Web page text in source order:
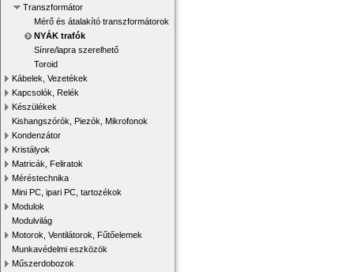
Transzformátor
Mérő és átalakító transzformátorok
NYÁK trafók
Sínre/lapra szerelhető
Toroid
Kábelek, Vezetékek
Kapcsolók, Relék
Készülékek
Kishangszórók, Piezók, Mikrofonok
Kondenzátor
Kristályok
Matricák, Feliratok
Méréstechnika
Mini PC, ipari PC, tartozékok
Modulok
Modulvilág
Motorok, Ventilátorok, Fűtőelemek
Munkavédelmi eszközök
Műszerdobozok